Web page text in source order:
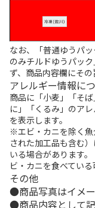
なお、「普通ゆうパ
のみチルドゆうパッ
ず、商品内容欄にその
アレルギー情報に
商品に「小麦」「そ
に」「くるみ」のア
を表示します。
※エビ・カニを除く
された加工品も含む
いる場合があります
ビ・カニを食べている
その他
商品写真はイメー
商品内容として